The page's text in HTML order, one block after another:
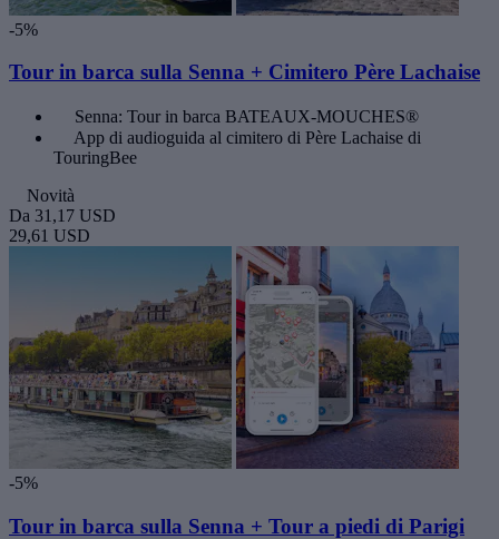
-5%
Tour in barca sulla Senna + Cimitero Père Lachaise
Senna: Tour in barca BATEAUX-MOUCHES®
App di audioguida al cimitero di Père Lachaise di
TouringBee
Novità
Da 31,17 USD
29,61 USD
-5%
Tour in barca sulla Senna + Tour a piedi di Parigi